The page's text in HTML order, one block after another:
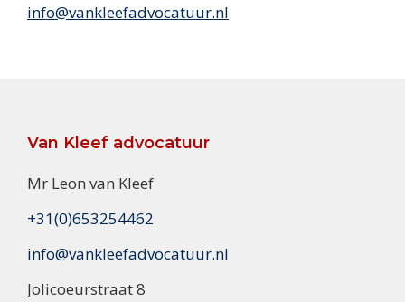
info@vankleefadvocatuur.nl
Footer
Van Kleef advocatuur
Mr Leon van Kleef
+31(0)653254462
info@vankleefadvocatuur.nl
Jolicoeurstraat 8